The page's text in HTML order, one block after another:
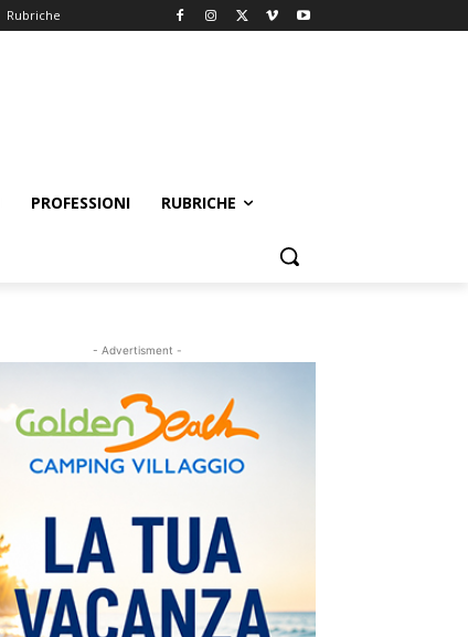
Rubriche
PROFESSIONI RUBRICHE
- Advertisment -